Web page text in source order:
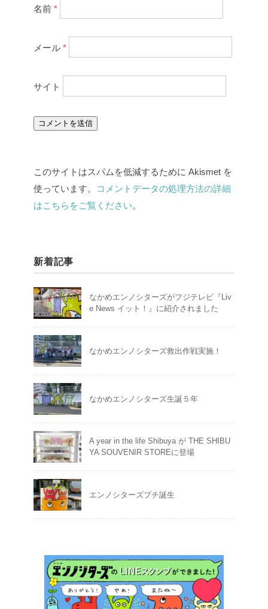
名前 *
メール *
サイト
このサイトはスパムを低減するために Akismet を
使っています。
コメントデータの処理方法の詳細
はこちらをご覧ください。
新着記事
なかめエンノシターズがフジテレビ『Liv
e News イット！』に紹介されました
なかめエンノシターズ救出作戦実施！
なかめエンノシターズ生誕５年
A year in the life Shibuya が THE SHIBU
YA SOUVENIR STOREに登場
エンノシターズプチ誕生